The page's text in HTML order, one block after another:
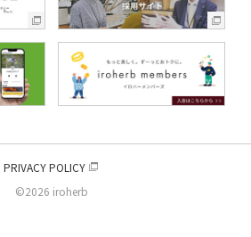
PRIVACY POLICY
©2026 iroherb